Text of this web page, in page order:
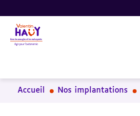
Aller
au
contenu
principal
Aller
au
pied
de
Aller
à
la
recherche
Accueil Nos implantations